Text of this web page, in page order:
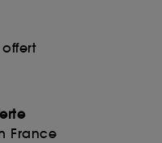
France